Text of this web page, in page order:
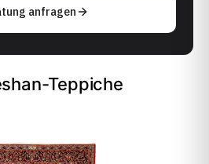
anfragen
Teppiche